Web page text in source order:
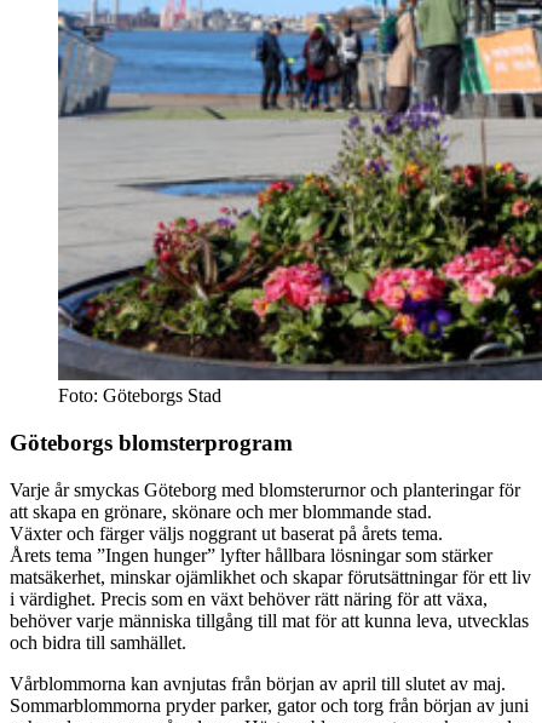
Foto: Göteborgs Stad
Göteborgs blomster­program
Varje år smyckas Göteborg med blomsterurnor och planteringar för
att skapa en grönare, skönare och mer blommande stad.
Växter och färger väljs noggrant ut baserat på årets tema.
Årets tema ”Ingen hunger” lyfter hållbara lösningar som stärker
matsäkerhet, minskar ojämlikhet och skapar förutsättningar för ett liv
i värdighet. Precis som en växt behöver rätt näring för att växa,
behöver varje människa tillgång till mat för att kunna leva, utvecklas
och bidra till samhället.
Vårblommorna kan avnjutas från början av april till slutet av maj.
Sommarblommorna pryder parker, gator och torg från början av juni